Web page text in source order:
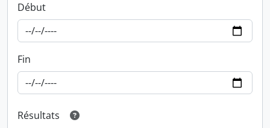
Début
Fin
Résultats